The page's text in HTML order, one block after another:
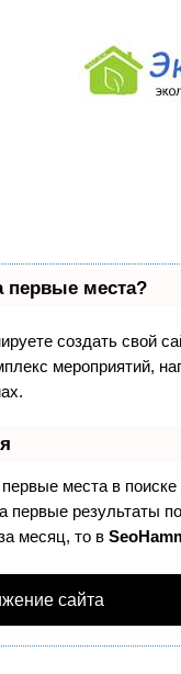
первые места?
создать свой
мероприятий,
места в
первые результаты
месяц, то в
сайта